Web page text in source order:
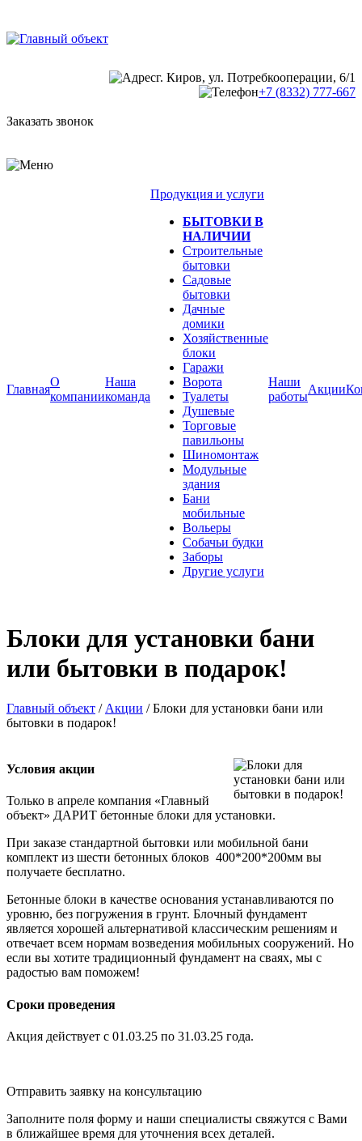
г. Киров, ул. Потребкооперации, 6/1
+7 (8332) 777-667
Заказать звонок
Главная
О
компании
Наша
команда
Продукция и услуги
БЫТОВКИ В
НАЛИЧИИ
Строительные
бытовки
Садовые
бытовки
Дачные
домики
Хозяйственные
блоки
Гаражи
Ворота
Туалеты
Душевые
Торговые
павильоны
Шиномонтаж
Модульные
здания
Бани
мобильные
Вольеры
Собачьи будки
Заборы
Другие услуги
Наши
работы
Акции
Блоки для установки бани
или бытовки в подарок!
Главный объект / Акции / Блоки для установки бани или
бытовки в подарок!
Условия акции
Только в апреле компания «Главный
объект» ДАРИТ бетонные блоки для установки.
При заказе стандартной бытовки или мобильной бани
комплект из шести бетонных блоков 400*200*200мм вы
получаете бесплатно.
Бетонные блоки в качестве основания устанавливаются по
уровню, без погружения в грунт. Блочный фундамент
является хорошей альтернативой классическим решениям и
отвечает всем нормам возведения мобильных сооружений. Но
если вы хотите традиционный фундамент на сваях, мы с
радостью вам поможем!
Сроки проведения
Акция действует с 01.03.25 по 31.03.25 года.
Отправить заявку на консультацию
Заполните поля форму и наши специалисты свяжутся с Вами
в ближайшее время для уточнения всех деталей.